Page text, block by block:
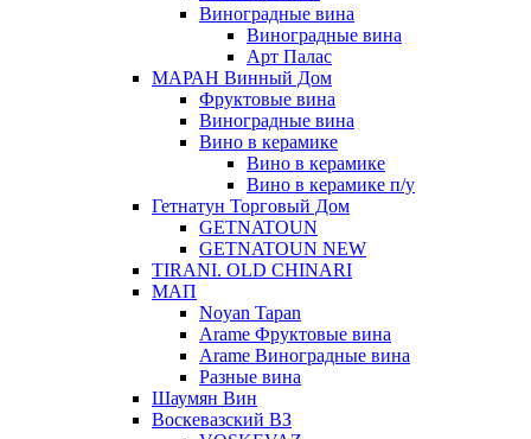
Виноградные вина
Виноградные вина
Арт Палас
МАРАН Винный Дом
Фруктовые вина
Виноградные вина
Вино в керамике
Вино в керамике
Вино в керамике п/у
Гетнатун Торговый Дом
GETNATOUN
GETNATOUN NEW
TIRANI. OLD CHINARI
МАП
Noyan Tapan
Arame Фруктовые вина
Arame Виноградные вина
Разные вина
Шаумян Вин
Воскевазский ВЗ